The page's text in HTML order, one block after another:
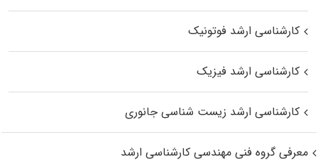
کارشناسی ارشد فوتونیک
کارشناسی ارشد فیزیک
کارشناسی ارشد زیست‌ شناسی جانوری
معرفی گروه فنی مهندسی کارشناسی ارشد